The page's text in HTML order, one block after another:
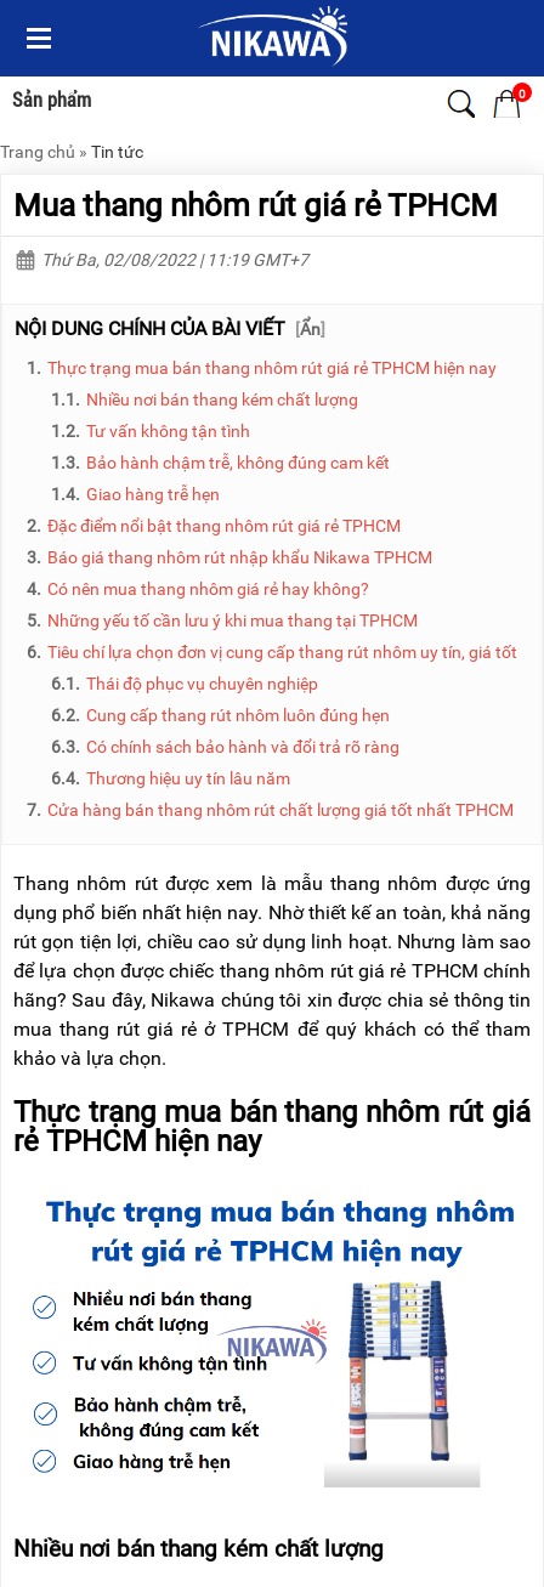
Sản phẩm 0
Menu
Sản
phẩm
TRANG
THANG
NHÔM
ĐẨY
HÀNG
THOÁT
XE
NÂNG
VIDEO
VỀ
GIỚI
THIỆU
ĐẠI
LÝ
BẢO
HÀNH
HỆ
Menu
Sản
phẩm
TRANG
THANG
NHÔM
NHÔM
RÚT
THANG
THANG
NHÔM
GẤP
(THANG
LỒNG)
THANG
NHÔM
CÔNG
NGHIỆP
THANG
NHÔM
GIÀN
GIÁO
VÁN
RẢNH
HÀNG
THOÁT
HIỂM
ĐỘNG
NÂNG
Trang chủ » Tin tức
Mua thang nhôm rút giá rẻ TPHCM
Thứ Ba, 02/08/2022 | 11:19 GMT+7
NỘI DUNG CHÍNH CỦA BÀI VIẾT [Ẩn]
1. Thực trạng mua bán thang nhôm rút giá rẻ TPHCM hiện nay
1.1. Nhiều nơi bán thang kém chất lượng
1.2. Tư vấn không tận tình
1.3. Bảo hành chậm trễ, không đúng cam kết
1.4. Giao hàng trễ hẹn
2. Đặc điểm nổi bật thang nhôm rút giá rẻ TPHCM
3. Báo giá thang nhôm rút nhập khẩu Nikawa TPHCM
4. Có nên mua thang nhôm giá rẻ hay không?
5. Những yếu tố cần lưu ý khi mua thang tại TPHCM
6. Tiêu chí lựa chọn đơn vị cung cấp thang rút nhôm uy tín, giá tốt
6.1. Thái độ phục vụ chuyên nghiệp
6.2. Cung cấp thang rút nhôm luôn đúng hẹn
6.3. Có chính sách bảo hành và đổi trả rõ ràng
6.4. Thương hiệu uy tín lâu năm
7. Cửa hàng bán thang nhôm rút chất lượng giá tốt nhất TPHCM
Thang nhôm rút được xem là mẫu thang nhôm được ứng
dụng phổ biến nhất hiện nay. Nhờ thiết kế an toàn, khả năng
rút gọn tiện lợi, chiều cao sử dụng linh hoạt. Nhưng làm sao
để lựa chọn được chiếc thang nhôm rút giá rẻ TPHCM chính
hãng? Sau đây, Nikawa chúng tôi xin được chia sẻ thông tin
mua thang rút giá rẻ ở TPHCM để quý khách có thể tham
khảo và lựa chọn.
Thực trạng mua bán thang nhôm rút giá
rẻ TPHCM hiện nay
Nhiều nơi bán thang kém chất lượng